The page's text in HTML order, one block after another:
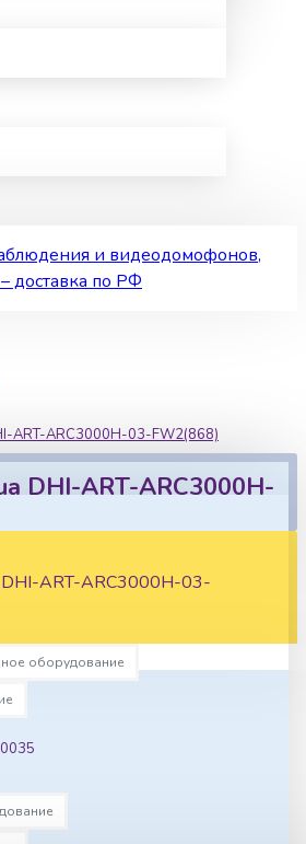
оборудование
ART-ARC3000H-03-FW2(868)
DHI-ART-ARC3000H-